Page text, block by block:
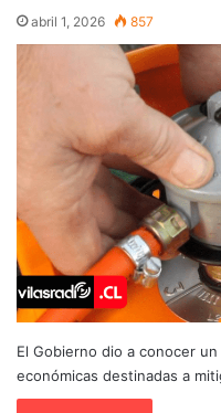
abril 1, 2026 857
El Gobierno dio a conocer
económicas destinadas a